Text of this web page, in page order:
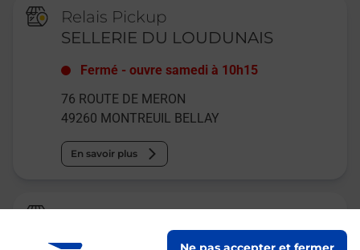
Relais Pickup
SELLERIE DU LOUDUNAIS
Fermé -ouvre samedi à 10h15
76 ROUTE DE MERON
49260 MONTREUIL BELLAY
En savoir plus
La Poste
MONTREUIL BELLAY